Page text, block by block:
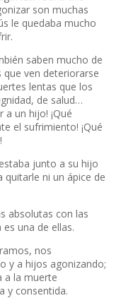
son muchas
le quedaba mucho
saben mucho de
que ven deteriorarse
lentas que los
de salud…
a un hijo! ¡Qué
el sufrimiento! ¡Qué
junto a su hijo
ni un ápice de
absolutas con las
una de ellas.
nos
y a hijos agonizando;
a la muerte
y consentida.